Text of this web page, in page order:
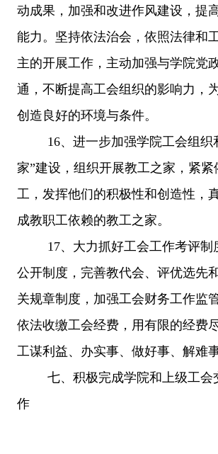
动成果， 加强和改进作风建设，提
能力。坚持依法治会，依照法律和
主的开展工作，主动加强与学院党
通，不断提高工会组织的影响力，
创造良好的环境与条件。
16、进一步加强学院工会组织
家”建设，组织开展教工之家，紧紧
工，发挥他们的积极性和创造性，
成教职工依赖的教工之家。
17、大力抓好工会工作考评制
公开制度，完善教代会、评优选先
关规章制度，加强工会财务工作监
依法收缴工会经费，用有限的经费
工谋利益、办实事、做好事、解难事
七、积极完成学院和上级工会
作